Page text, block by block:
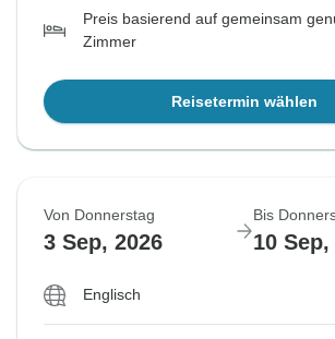
Preis basierend auf gemeinsam
Zimmer
Reisetermin wählen
Von Donnerstag
3 Sep, 2026
Bis
10 Sep,
Englisch